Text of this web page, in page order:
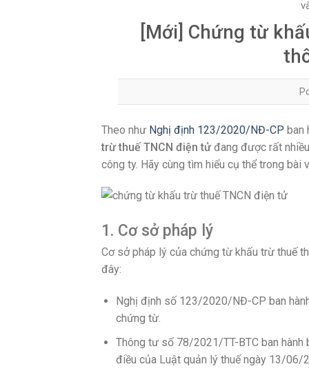
[Mới] Chứng từ
Theo như Nghị định 123/2020/NĐ-CP ban
trừ thuế TNCN điện tửđang được rất
công ty. Hãy cùng tìm hiểu cụ thể trong bài
1. Cơ sở pháp lý
Cơ sở pháp lý của chứng từ khấu trừ thuế
đây:
Nghị định số 123/2020/NĐ-CP ban
chứng từ.
Thông tư số 78/2021/TT-BTC ban
điều của Luật quản lý thuế ngày 13/06/